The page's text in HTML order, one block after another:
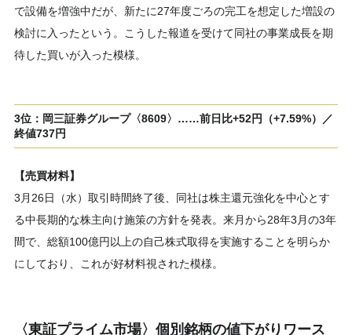
で設備を増強中だが、新たに27年度ごろの完工を想定した増設の
検討に入ったという。こうした報道を受けて同社の事業成長を期
待した買いが入った模様。
3位：岡三証券グループ〈8609〉……前日比+52円（+7.59%）／
終値737円
【売買材料】
3月26日（水）取引時間終了後、同社は株主還元強化を中心とす
る中長期的な株主向け施策の方針を発表。来月から28年3月の3年
間で、総額100億円以上の自己株式取得を実施することを明らか
にしており、これが好材料視された模様。
〈東証プライム市場〉個別銘柄の値下がりワース